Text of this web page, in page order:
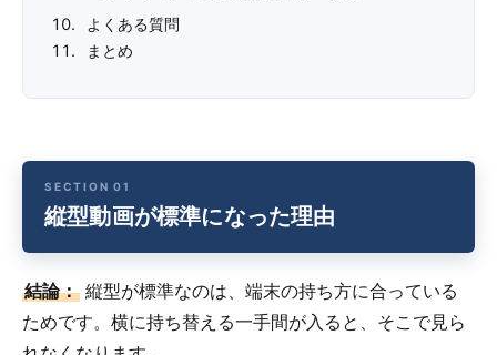
よくある質問
まとめ
縦型動画が標準になった理由
結論： 縦型が標準なのは、端末の持ち方に合っている
ためです。横に持ち替える一手間が入ると、そこで見ら